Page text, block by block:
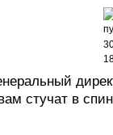
стучат в